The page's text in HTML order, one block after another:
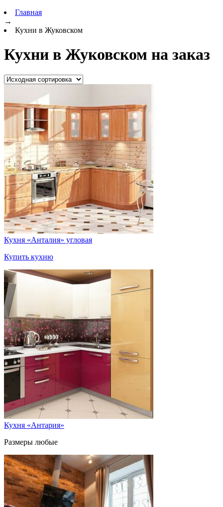
Главная
→
Кухни в Жуковском
Кухни в Жуковском на заказ
Кухня «Анталия» угловая
Купить кухню
Кухня «Антария»
Размеры любые